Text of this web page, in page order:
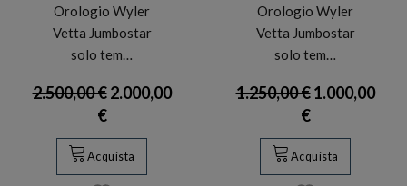
Orologio Wyler
Vetta Jumbostar
solo tem…
2.500,00 €2.000,00
€
Acquista
Orologio Wyler
Vetta Jumbostar
solo tem…
1.250,00 €1.000,00
€
Acquista